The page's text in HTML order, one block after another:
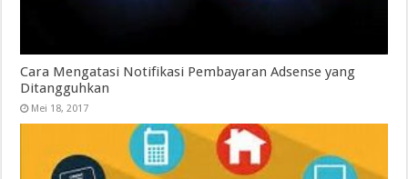
Cara Mengatasi Notifikasi Pembayaran Adsense yang
Ditangguhkan
Mei 18, 2017